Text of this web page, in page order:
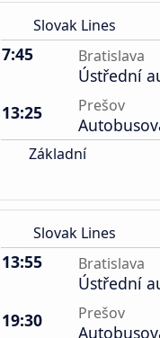
Slovak Lines
7:45 Bratislava
Ústřední
13:25
Prešov
Základní
Slovak Lines
13:55 Bratislava
Ústřední
19:30
Prešov